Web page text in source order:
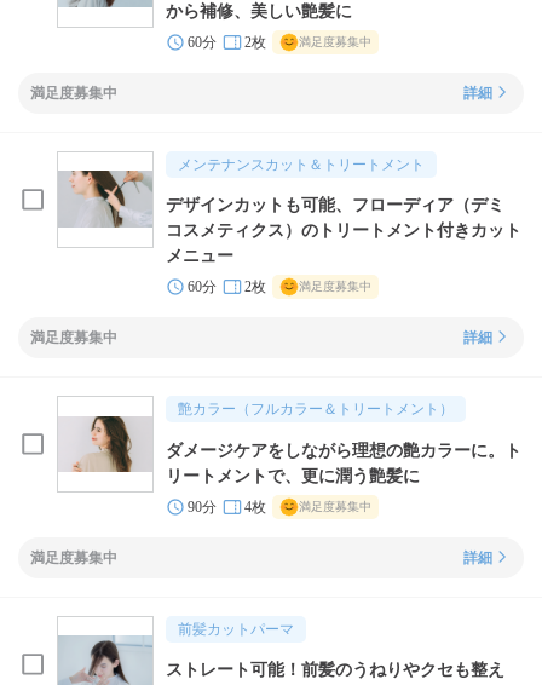
から補修、美しい艶髪に
60分 2枚 満足度募集中
満足度募集中 詳細
メンテナンスカット＆トリートメント
デザインカットも可能、フローディア（デミ
コスメティクス）のトリートメント付きカット
メニュー
60分 2枚 満足度募集中
満足度募集中 詳細
艶カラー（フルカラー＆トリートメント）
ダメージケアをしながら理想の艶カラーに。ト
リートメントで、更に潤う艶髪に
90分 4枚 満足度募集中
満足度募集中 詳細
前髪カットパーマ
ストレート可能！前髪のうねりやクセも整え